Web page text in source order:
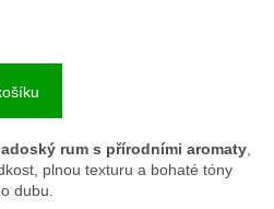
rum s přírodními aromaty
plnou texturu a bohaté tóny
dubu.